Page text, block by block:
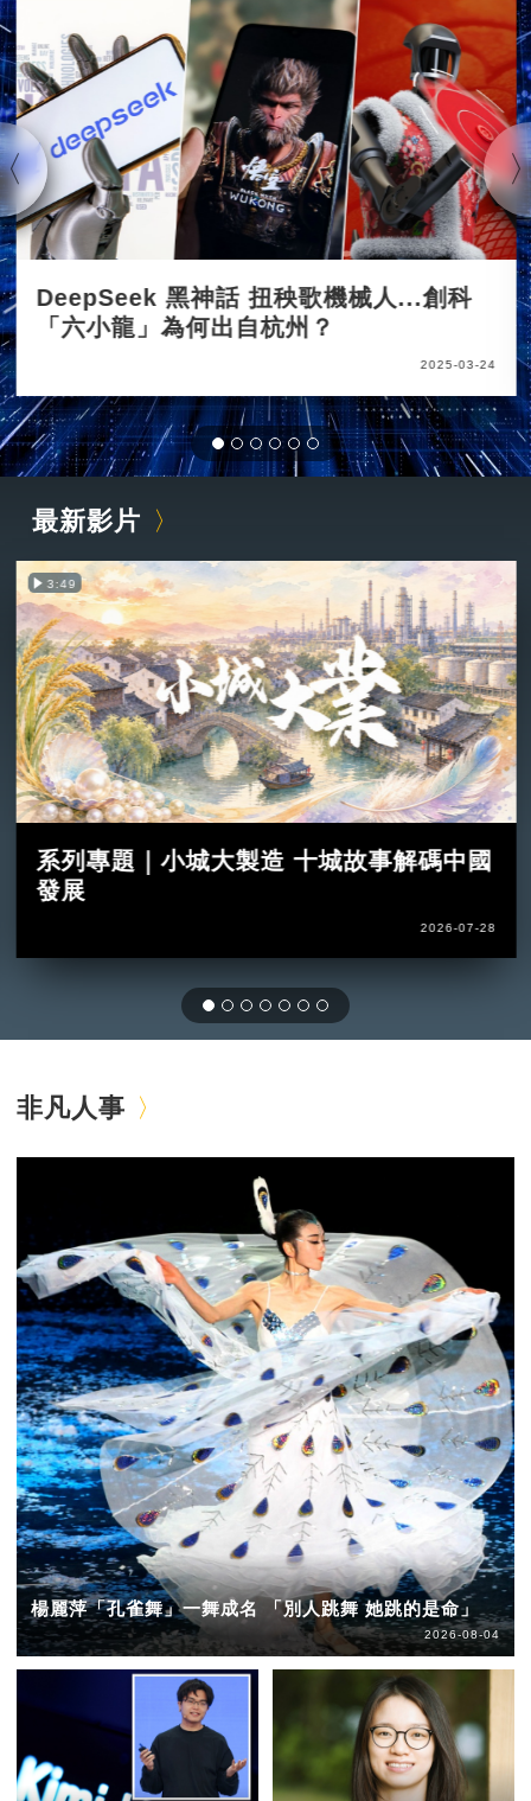
DeepSeek 黑神話 扭秧歌機械人...創科
「六小龍」為何出自杭州？
2025-03-24
最新影片
3:49
系列專題｜小城大製造 十城故事解碼中國
發展
2026-07-28
非凡人事
楊麗萍「孔雀舞」一舞成名 「別人跳舞 她跳的是命」
2026-08-04